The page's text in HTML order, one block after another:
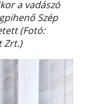
a vadászó
Szép
(Fotó:
Zrt.)